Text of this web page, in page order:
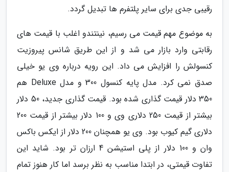
رقیبی جدی برای سایر پلتفرم ها تبدیل گردد.
به موضوع مهم قیمت می رسیم، نینتندو اغلب با قیمت های
رقابتی وارد بازار می شد و از این طریق شانس پیروزیت
کنسولش را افزایش می داد. این رویه درباره وی یو خیلی
صدق نمی کرد. مدل پایه کنسول 300 و مدل Deluxe هم
350 دلار قیمت گذاری شده بود. قیمت گذاری جدید، 50 دلار
بیشتر از قیمت 250 دلاری وی و 100 دلار بیشتر از قیمت 200
دلاری گیم کیوب بود. وی یو همچنان 200 دلار از ایکس باکس
وان و 100 دلار از پلی استیشن 4 ارزان تر بود. شاید این
تفاوت قیمتی، در ابتدا مناسب به نظر برسد اما کار هنوز تمام